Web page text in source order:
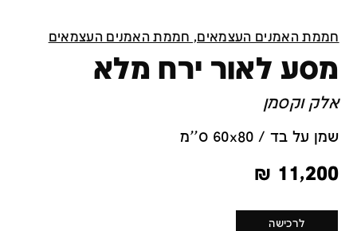
חממת האמנים העצמאים, חממת האמנים העצמאים
מסע לאור ירח מלא
אלק וקסמן
שמן על בד / 60x80 ס''מ
11,200
₪
לרכישה